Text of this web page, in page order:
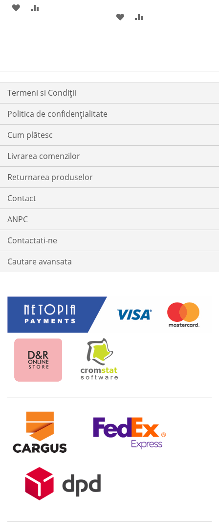
ADAUGATI
DORINTE
ADAUGATI
DORINTE
Termeni si Condiții
Politica de confidențialitate
Cum plătesc
Livrarea comenzilor
Returnarea produselor
Contact
ANPC
Contactati-ne
Cautare avansata